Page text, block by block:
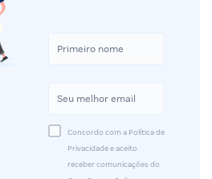
Concordo com a Política de
Privacidade e aceito
receber comunicações do